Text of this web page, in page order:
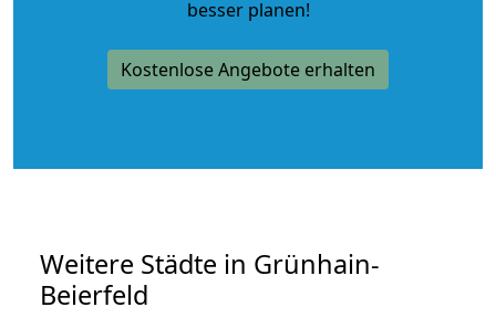
besser planen!
Kostenlose Angebote erhalten
Weitere Städte in Grünhain-
Beierfeld